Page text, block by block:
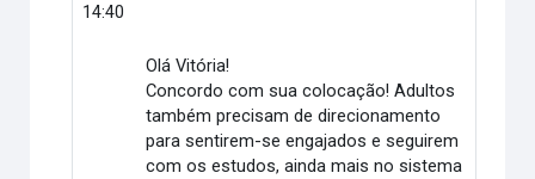
14:40
Olá Vitória!
Concordo com sua colocação! Adultos
também precisam de direcionamento
para sentirem-se engajados e seguirem
com os estudos, ainda mais no sistema